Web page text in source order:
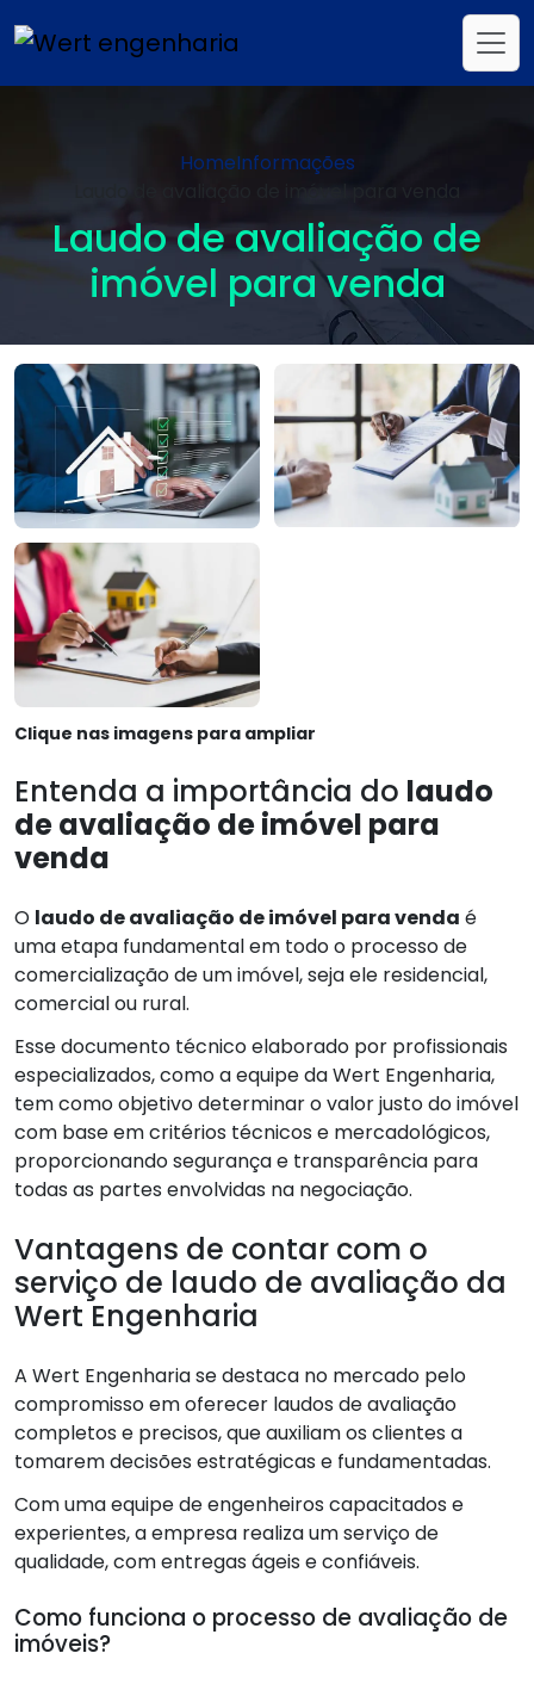
HomeInformações
Laudo de avaliação de
imóvel para venda
Clique nas imagens para ampliar
Entenda a importância do laudo
de avaliação de imóvel para
venda
O laudo de avaliação de imóvel para venda é
uma etapa fundamental em todo o processo de
comercialização de um imóvel, seja ele residencial,
comercial ou rural.
Esse documento técnico elaborado por profissionais
especializados, como a equipe da Wert Engenharia,
tem como objetivo determinar o valor justo do imóvel
com base em critérios técnicos e mercadológicos,
proporcionando segurança e transparência para
todas as partes envolvidas na negociação.
Vantagens de contar com o
serviço de laudo de avaliação da
Wert Engenharia
A Wert Engenharia se destaca no mercado pelo
compromisso em oferecer laudos de avaliação
completos e precisos, que auxiliam os clientes a
tomarem decisões estratégicas e fundamentadas.
Com uma equipe de engenheiros capacitados e
experientes, a empresa realiza um serviço de
qualidade, com entregas ágeis e confiáveis.
Como funciona o processo de avaliação de
imóveis?